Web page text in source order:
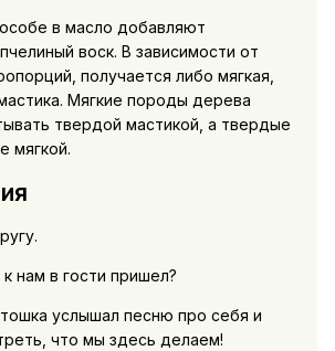
в масло добавляют
воск. В зависимости от
получается либо мягкая,
Мягкие породы дерева
твердой мастикой, а твердые
мягкой.
нам в гости пришел?
услышал песню про себя и
что мы здесь делаем!